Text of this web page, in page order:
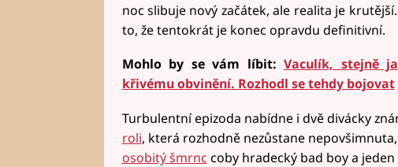
noc slibuje nový začátek, ale realita je
to, že tentokrát je konec opravdu definitivní.
Mohlo by se vám líbit: Vaculík, stejně
křivému obvinění. Rozhodl se tehdy bojovat
Turbulentní epizoda nabídne i dvě divácky
roli, která rozhodně nezůstane
osobitý šmrnc coby hradecký bad boy a